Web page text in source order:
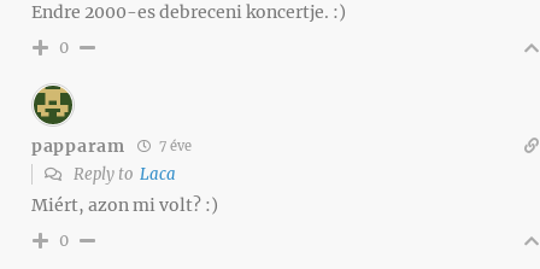
Endre 2000-es debreceni koncertje. :)
0
papparam 7 éve
Reply to Laca
Miért, azon mi volt? :)
0